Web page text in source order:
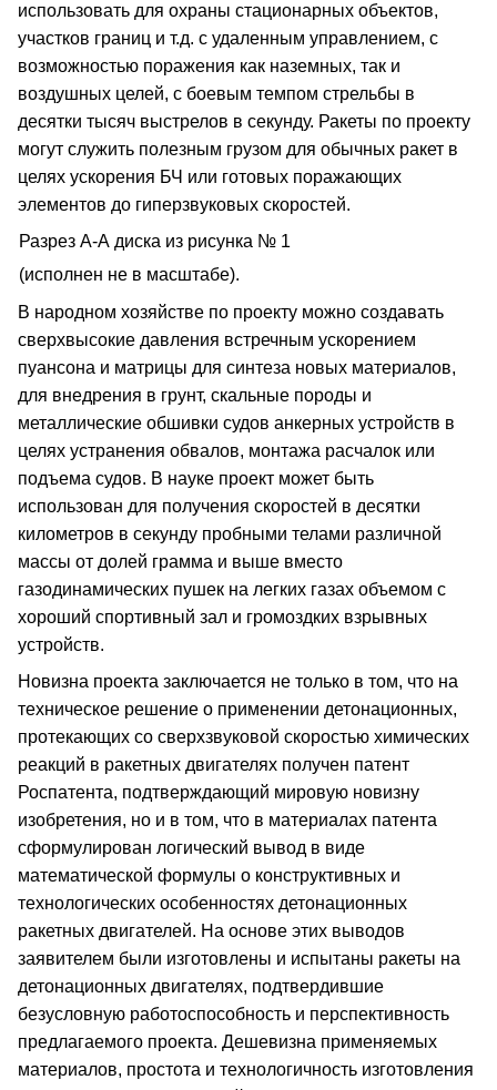
использовать для охраны стационарных объектов,
участков границ и т.д. с удаленным управлением, с
возможностью поражения как наземных, так и
воздушных целей, с боевым темпом стрельбы в
десятки тысяч выстрелов в секунду. Ракеты по проекту
могут служить полезным грузом для обычных ракет в
целях ускорения БЧ или готовых поражающих
элементов до гиперзвуковых скоростей.
Разрез А-А диска из рисунка № 1
(исполнен не в масштабе).
В народном хозяйстве по проекту можно создавать
сверхвысокие давления встречным ускорением
пуансона и матрицы для синтеза новых материалов,
для внедрения в грунт, скальные породы и
металлические обшивки судов анкерных устройств в
целях устранения обвалов, монтажа расчалок или
подъема судов. В науке проект может быть
использован для получения скоростей в десятки
километров в секунду пробными телами различной
массы от долей грамма и выше вместо
газодинамических пушек на легких газах объемом с
хороший спортивный зал и громоздких взрывных
устройств.
Новизна проекта заключается не только в том, что на
техническое решение о применении детонационных,
протекающих со сверхзвуковой скоростью химических
реакций в ракетных двигателях получен патент
Роспатента, подтверждающий мировую новизну
изобретения, но и в том, что в материалах патента
сформулирован логический вывод в виде
математической формулы о конструктивных и
технологических особенностях детонационных
ракетных двигателей. На основе этих выводов
заявителем были изготовлены и испытаны ракеты на
детонационных двигателях, подтвердившие
безусловную работоспособность и перспективность
предлагаемого проекта. Дешевизна применяемых
материалов, простота и технологичность изготовления